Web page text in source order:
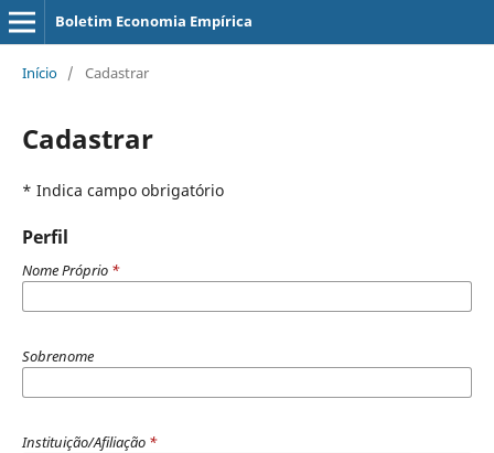
Boletim Economia Empírica
Início / Cadastrar
Cadastrar
* Indica campo obrigatório
Perfil
Nome Próprio *
Sobrenome
Instituição/Afiliação *